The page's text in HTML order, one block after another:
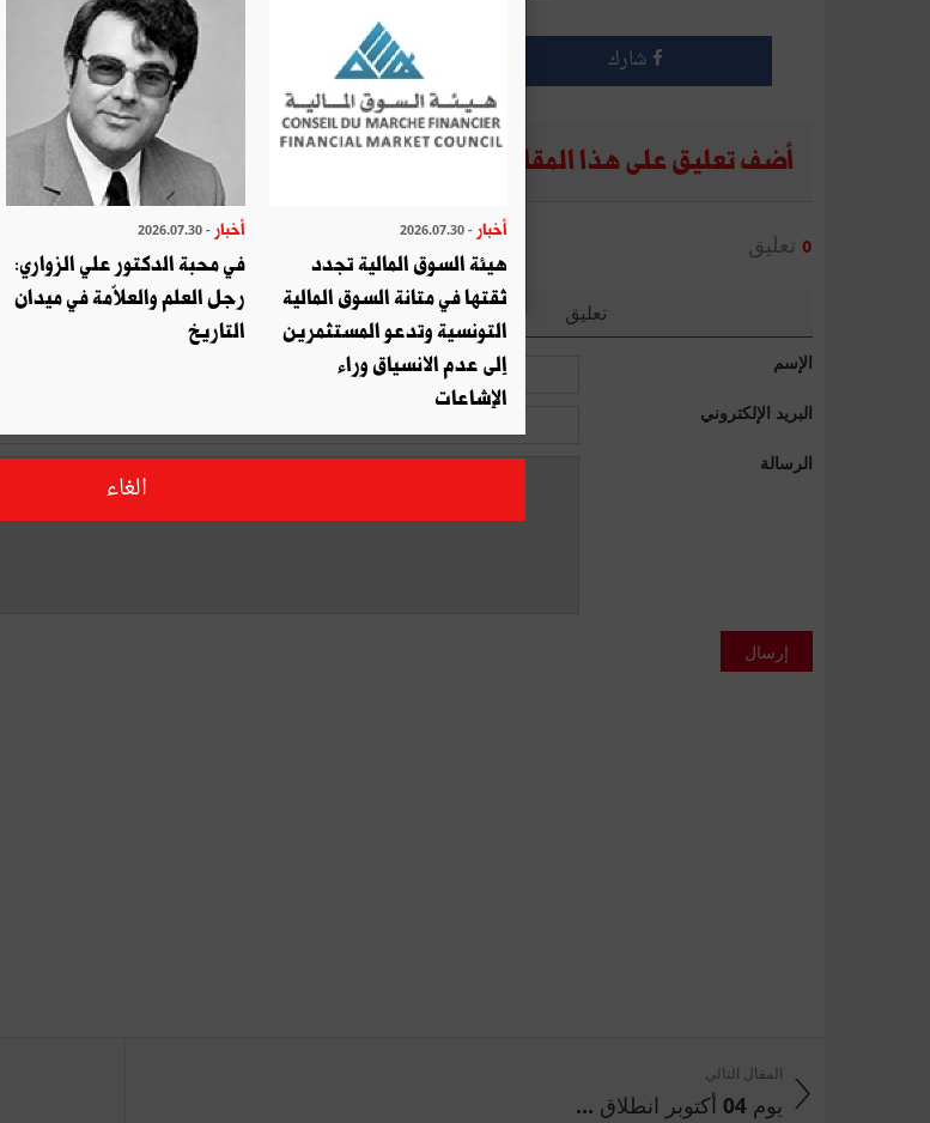
شارك التويتر شارك
أضف تعليق على هذا المقال
0 تعليق
اكتب تعليق تعليق
الإسم
البريد الإلكتروني
الرسالة
إرسال
المقال التالي
يوم 04 أكتوبر انطلاق ...
أخبار - 2026.07.30
هيئة السوق المالية تجدد
ثقتها في متانة السوق المالية
التونسية وتدعو المستثمرين
إلى عدم الانسياق وراء
الإشاعات
أخبار - 2026.07.30
في محبة الدكتور علي الزواري:
رجل العلم والعلاّمة في ميدان
التاريخ
الغاء